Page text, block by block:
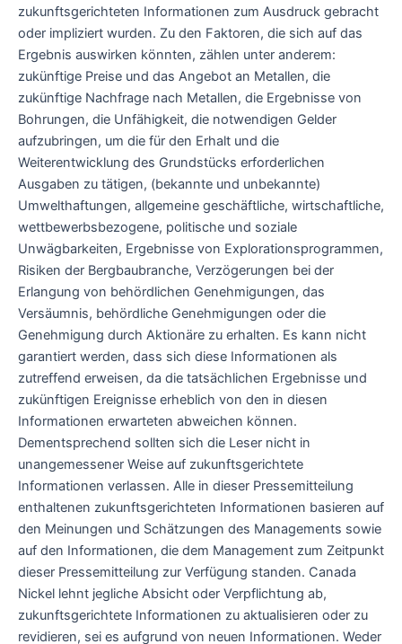
zukunftsgerichteten Informationen zum Ausdruck gebracht
oder impliziert wurden. Zu den Faktoren, die sich auf das
Ergebnis auswirken könnten, zählen unter anderem:
zukünftige Preise und das Angebot an Metallen, die
zukünftige Nachfrage nach Metallen, die Ergebnisse von
Bohrungen, die Unfähigkeit, die notwendigen Gelder
aufzubringen, um die für den Erhalt und die
Weiterentwicklung des Grundstücks erforderlichen
Ausgaben zu tätigen, (bekannte und unbekannte)
Umwelthaftungen, allgemeine geschäftliche, wirtschaftliche,
wettbewerbsbezogene, politische und soziale
Unwägbarkeiten, Ergebnisse von Explorationsprogrammen,
Risiken der Bergbaubranche, Verzögerungen bei der
Erlangung von behördlichen Genehmigungen, das
Versäumnis, behördliche Genehmigungen oder die
Genehmigung durch Aktionäre zu erhalten. Es kann nicht
garantiert werden, dass sich diese Informationen als
zutreffend erweisen, da die tatsächlichen Ergebnisse und
zukünftigen Ereignisse erheblich von den in diesen
Informationen erwarteten abweichen können.
Dementsprechend sollten sich die Leser nicht in
unangemessener Weise auf zukunftsgerichtete
Informationen verlassen. Alle in dieser Pressemitteilung
enthaltenen zukunftsgerichteten Informationen basieren auf
den Meinungen und Schätzungen des Managements sowie
auf den Informationen, die dem Management zum Zeitpunkt
dieser Pressemitteilung zur Verfügung standen. Canada
Nickel lehnt jegliche Absicht oder Verpflichtung ab,
zukunftsgerichtete Informationen zu aktualisieren oder zu
revidieren, sei es aufgrund von neuen Informationen. Weder